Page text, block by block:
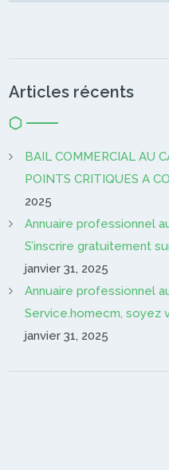
Articles récents
BAIL COMMERCIAL AU
POINTS CRITIQUES A
2025
Annuaire professionnel
S’inscrire gratuitement
janvier 31, 2025
Annuaire professionnel
Service.homecm, soyez
janvier 31, 2025